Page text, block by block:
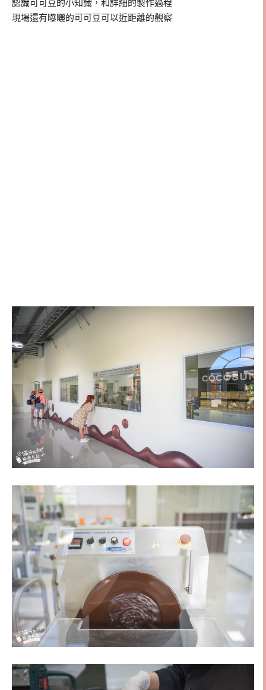
認識可可豆的小知識，和詳細的製作過程
現場還有曝曬的可可豆可以近距離的觀察